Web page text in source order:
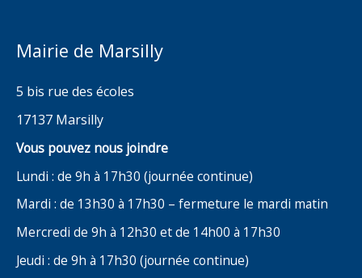
Mairie de Marsilly
5 bis rue des écoles
17137 Marsilly
Vous pouvez nous joindre
Lundi : de 9h à 17h30 (journée continue)
Mardi : de 13h30 à 17h30 – fermeture le mardi matin
Mercredi de 9h à 12h30 et de 14h00 à 17h30
Jeudi : de 9h à 17h30 (journée continue)